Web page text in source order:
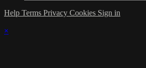
Help Terms Privacy Cookies Sign in
×